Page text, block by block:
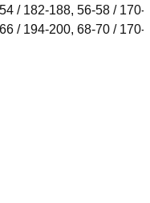
/ 182-188, 56-58 / 170-
/ 194-200, 68-70 / 170-